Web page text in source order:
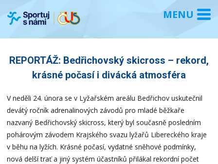
REPORTÁŽ: Bedřichovský skicross – rekord,
krásné počasí i divácká atmosféra
V neděli 24. února se v Lyžařském areálu Bedřichov uskutečnil
devátý ročník adrenalinových závodů pro mladé běžkaře
nazvaný Bedřichovský skicross, který byl současně posledním
pohárovým závodem Krajského svazu lyžařů Libereckého kraje
v běhu na lyžích. Krásné počasí, vydatné sněhové podmínky,
nová delší trať a jiný systém účastníků přilákal rekordní počet